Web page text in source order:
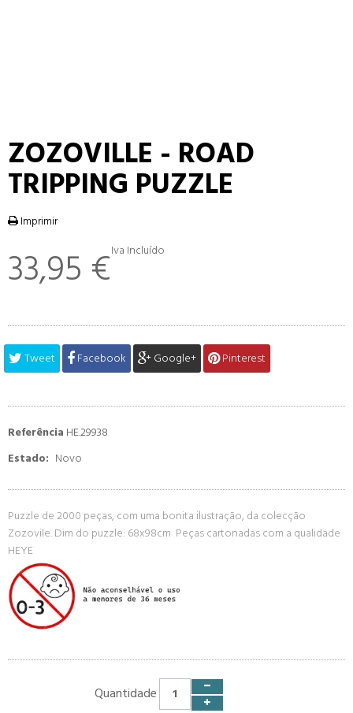
ZOZOVILLE - ROAD
TRIPPING PUZZLE
Imprimir
33,95 €Iva Incluído
Tweet Facebook Google+ Pinterest
Referência HE.29938
Estado: Novo
Puzzle de 2000 peças, com uma bonita ilustração, da colecção
Zozovile. Dim do puzzle: 68x98cm Peças cartonadas com a qualidade
HEYE
Quantidade